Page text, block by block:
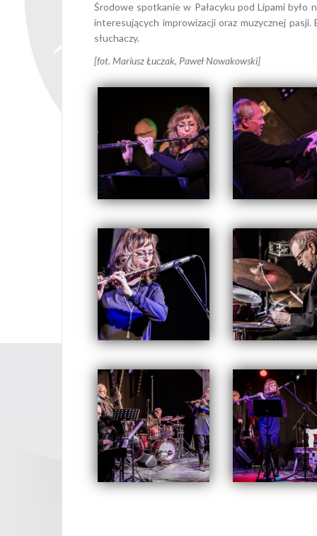
Środowe spotkanie w Pałacyku pod Lipami było
interesujących improwizacji oraz muzycznej
słuchaczy.
[fot. Mariusz Łuczak, Paweł Nowakowski]